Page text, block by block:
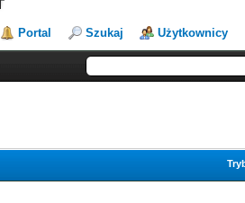
Portal Szukaj Użytkownicy